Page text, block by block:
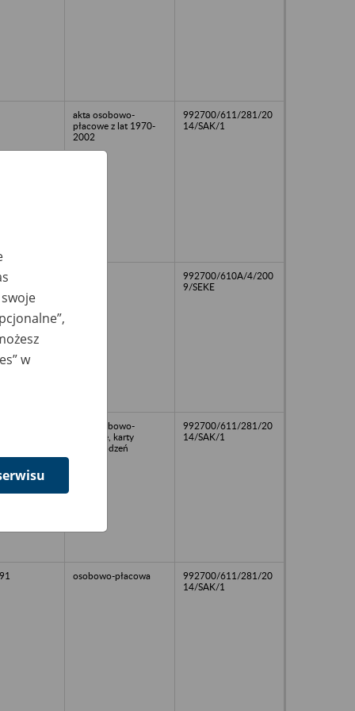
akta osobowo-
płacowe z lat 1970-
2002
992700/611/281/20
14/SAK/1
992700/610A/4/200
9/SEKE
akta osobowo-
płacowe, karty
wynagrodzeń
992700/611/281/20
14/SAK/1
osobowo-płacowa
992700/611/281/20
14/SAK/1
w